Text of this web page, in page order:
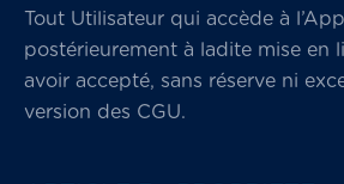
Tout Utilisateur qui accède à
postérieurement à ladite mise en
avoir accepté, sans réserve ni
version des CGU.